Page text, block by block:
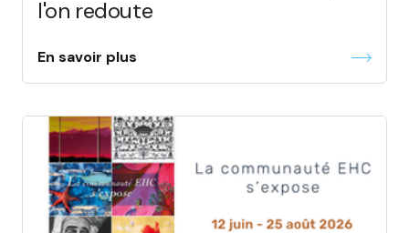
l'on redoute
En savoir plus